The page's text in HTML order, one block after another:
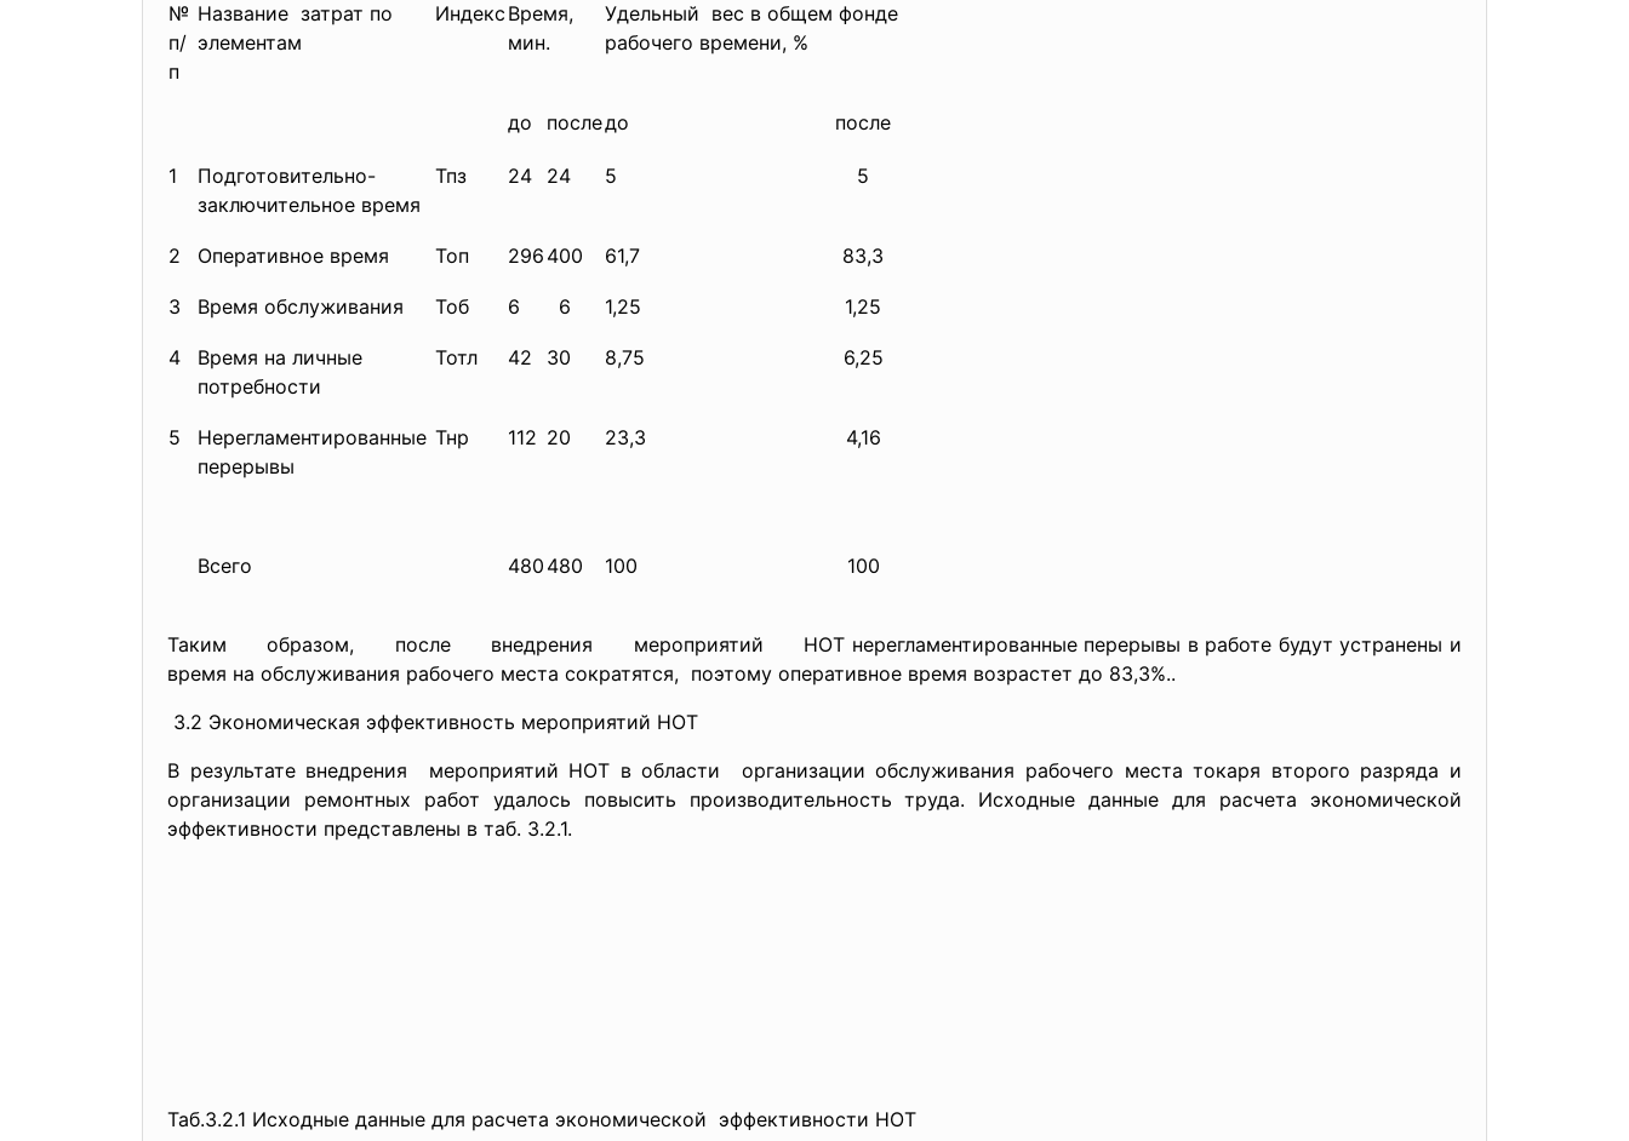
№
п/
п
Название затрат по
элементам
Индекс Время,
мин.
Удельный вес в общем фонде
рабочего времени, %
до последо после
1
Подготовительно-
заключительное время
Тпз 24 24 5 5
2 Оперативное время Топ 296 400 61,7 83,3
3 Время обслуживания Тоб 6 6 1,25 1,25
4
Время на личные
потребности
Тотл 42 30 8,75 6,25
5
Нерегламентированные
перерывы
Тнр 112 20 23,3 4,16
Всего 480 480 100 100
Таким образом, после внедрения мероприятий НОТ нерегламентированные перерывы в работе будут устранены и
время на обслуживания рабочего места сократятся, поэтому оперативное время возрастет до 83,3%..
3.2 Экономическая эффективность мероприятий НОТ
В результате внедрения мероприятий НОТ в области организации обслуживания рабочего места токаря второго разряда и
организации ремонтных работ удалось повысить производительность труда. Исходные данные для расчета экономической
эффективности представлены в таб. 3.2.1.
Таб.3.2.1 Исходные данные для расчета экономической эффективности НОТ